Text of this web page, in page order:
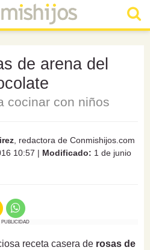
de arena del
cocinar con niños
, redactora de Conmishijos.com
10:57 | Modificado: 1 de junio
PUBLICIDAD
receta casera de rosas de